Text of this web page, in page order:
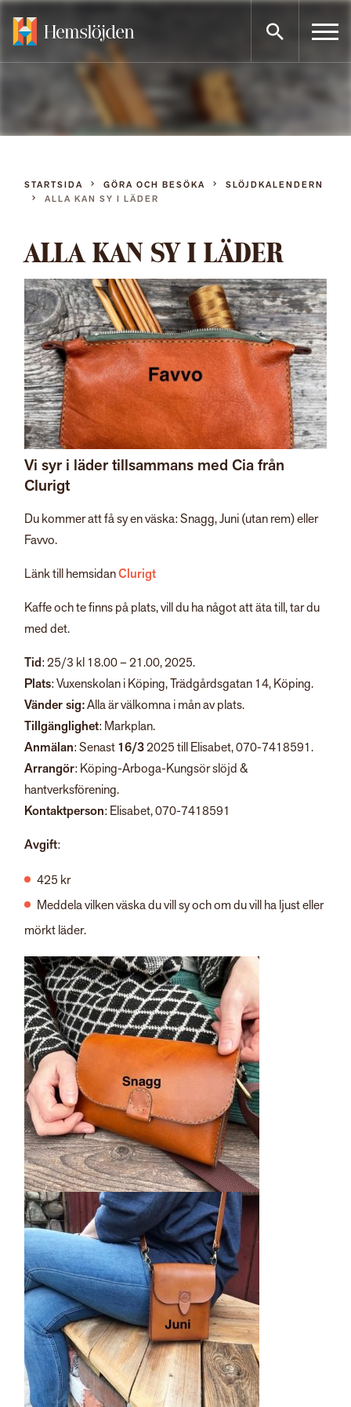
innehållet
STARTSIDA GÖRA OCH BESÖKA
SLÖJDKALENDERN
ALLA KAN SY I LÄDER
ALLA KAN SY I LÄDER
Vi syr i läder tillsammans med Cia från
Clurigt
Du kommer att få sy en väska: Snagg, Juni (utan rem) eller
Favvo.
Länk till hemsidanClurigt
Kaffe och te finns på plats, vill du ha något att äta till, tar du
med det.
Tid: 25/3 kl 18.00 – 21.00, 2025.
Plats: Vuxenskolan i Köping, Trädgårdsgatan 14, Köping.
Vänder sig:Alla är välkomna i mån av plats.
Tillgänglighet: Markplan.
Anmälan: Senast16/32025 till Elisabet, 070-7418591.
Arrangör: Köping-Arboga-Kungsör slöjd &
hantverksförening.
Kontaktperson: Elisabet, 070-7418591
Avgift:
425 kr
Meddela vilken väska du vill sy och om du vill ha ljust eller
mörkt läder.